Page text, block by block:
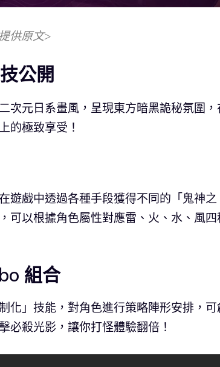
供原文>
公開
次元日系畫風，呈現東方暗黑詭秘氛圍，
的極致享受！
遊戲中透過各種手段獲得不同的「鬼神之
可以根據角色屬性對應雷、火、水、風四
組合
化」技能，對角色進行策略陣形安排，可
必殺光影，讓你打怪體驗翻倍！